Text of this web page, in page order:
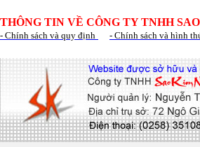
THÔNG TIN VỀ CÔNG TY TNHH
- Chính sách và quy định - Chính sách và hình